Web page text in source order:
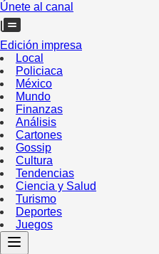
Únete al canal
Edición impresa
Local
Policiaca
México
Mundo
Finanzas
Análisis
Cartones
Gossip
Cultura
Tendencias
Ciencia y Salud
Turismo
Deportes
Juegos